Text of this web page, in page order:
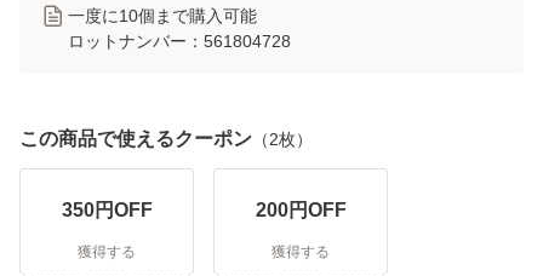
一度に10個まで購入可能
ロットナンバー： 561804728
この商品で使えるクーポン （2枚）
350円OFF
獲得する
200円OFF
獲得する